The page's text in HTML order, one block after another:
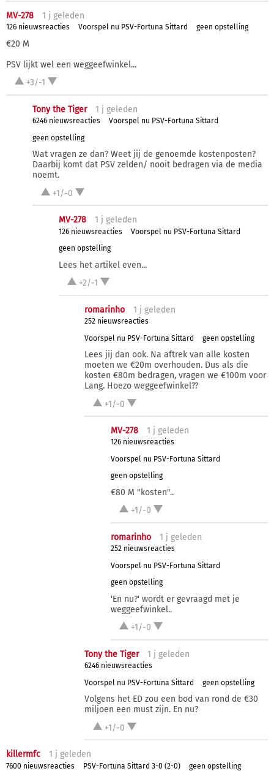
MV-278 1 j geleden
126 nieuwsreacties Voorspel nu PSV-Fortuna Sittard geen opstelling
€20 M
PSV lijkt wel een weggeefwinkel...
+3/-1
Tony the Tiger 1 j geleden
6246 nieuwsreacties
Voorspel nu PSV-Fortuna Sittard
geen opstelling
Wat vragen ze dan? Weet jij de genoemde kostenposten?
Daarbij komt dat PSV zelden/ nooit bedragen via de media
noemt.
+1/-0
MV-278 1 j geleden
126 nieuwsreacties
Voorspel nu PSV-Fortuna Sittard
geen opstelling
Lees het artikel even...
+2/-1
romarinho 1 j geleden
252 nieuwsreacties
Voorspel nu PSV-Fortuna Sittard
geen opstelling
Lees jij dan ook. Na aftrek van alle kosten
moeten we €20m overhouden. Dus als die
kosten €80m bedragen, vragen we €100m voor
Lang. Hoezo weggeefwinkel??
+1/-0
MV-278 1 j geleden
126 nieuwsreacties
Voorspel nu PSV-Fortuna Sittard
geen opstelling
€80 M "kosten"..
+1/-0
romarinho 1 j geleden
252 nieuwsreacties
Voorspel nu PSV-Fortuna Sittard
geen opstelling
'En nu?' wordt er gevraagd met je
weggeefwinkel..
+1/-0
Tony the Tiger 1 j geleden
6246 nieuwsreacties
Voorspel nu PSV-Fortuna Sittard
geen opstelling
Volgens het ED zou een bod van rond de €30
miljoen een must zijn. En nu?
+1/-0
killermfc 1 j geleden
7600 nieuwsreacties PSV-Fortuna Sittard 3-0 (2-0) geen opstelling